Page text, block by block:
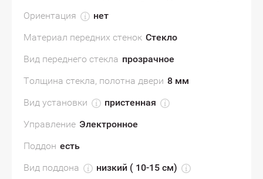
Ориентация
нет
Материал передних стенок Стекло
Вид переднего стекла прозрачное
Толщина стекла, полотна двери 8 мм
Вид установки
пристенная
Управление Электронное
Поддон есть
Вид поддона
низкий ( 10-15 см)